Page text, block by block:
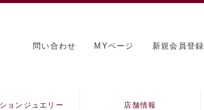
問い合わせ MYページ 新規会員登録
ョンジュエリー 店舗情報